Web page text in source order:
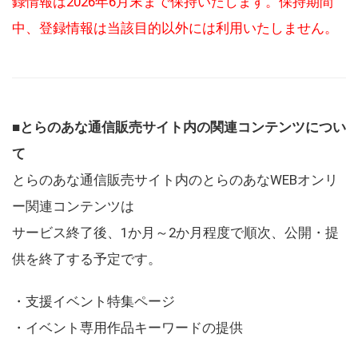
中、登録情報は当該目的以外には利用いたしません。
■とらのあな通信販売サイト内の関連コンテンツについ
て
とらのあな通信販売サイト内のとらのあなWEBオンリ
ー関連コンテンツは
サービス終了後、1か月～2か月程度で順次、公開・提
供を終了する予定です。
・支援イベント特集ページ
・イベント専用作品キーワードの提供